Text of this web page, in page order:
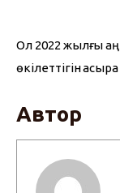
Ол 2022 жылғы
өкілеттігін
Автор